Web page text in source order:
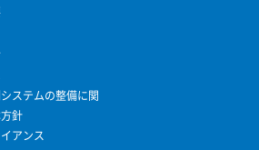
ステムの整備に関
針
アンス